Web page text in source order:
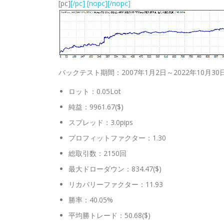
[pc][/pc] [nopc][/nopc]
バックテスト期間：2007年1月2日～2022年10月30
ロット：0.05Lot
純益：9961.67($)
スプレッド：3.0pips
プロフィットファクター：1.30
総取引数：2150回
最大ドローダウン：834.47($)
リカバリーファクター：11.93
勝率：40.05%
平均勝トレード：50.68($)